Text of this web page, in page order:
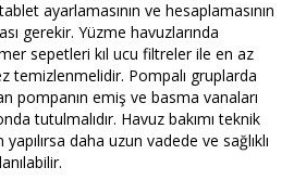
ayarlamasının ve hesaplamasının
gerekir. Yüzme havuzlarında
sepetleri kıl ucu filtreler ile en az
temizlenmelidir. Pompalı gruplarda
pompanın emiş ve basma vanaları
tutulmalıdır. Havuz bakımı teknik
daha uzun vadede ve sağlıklı